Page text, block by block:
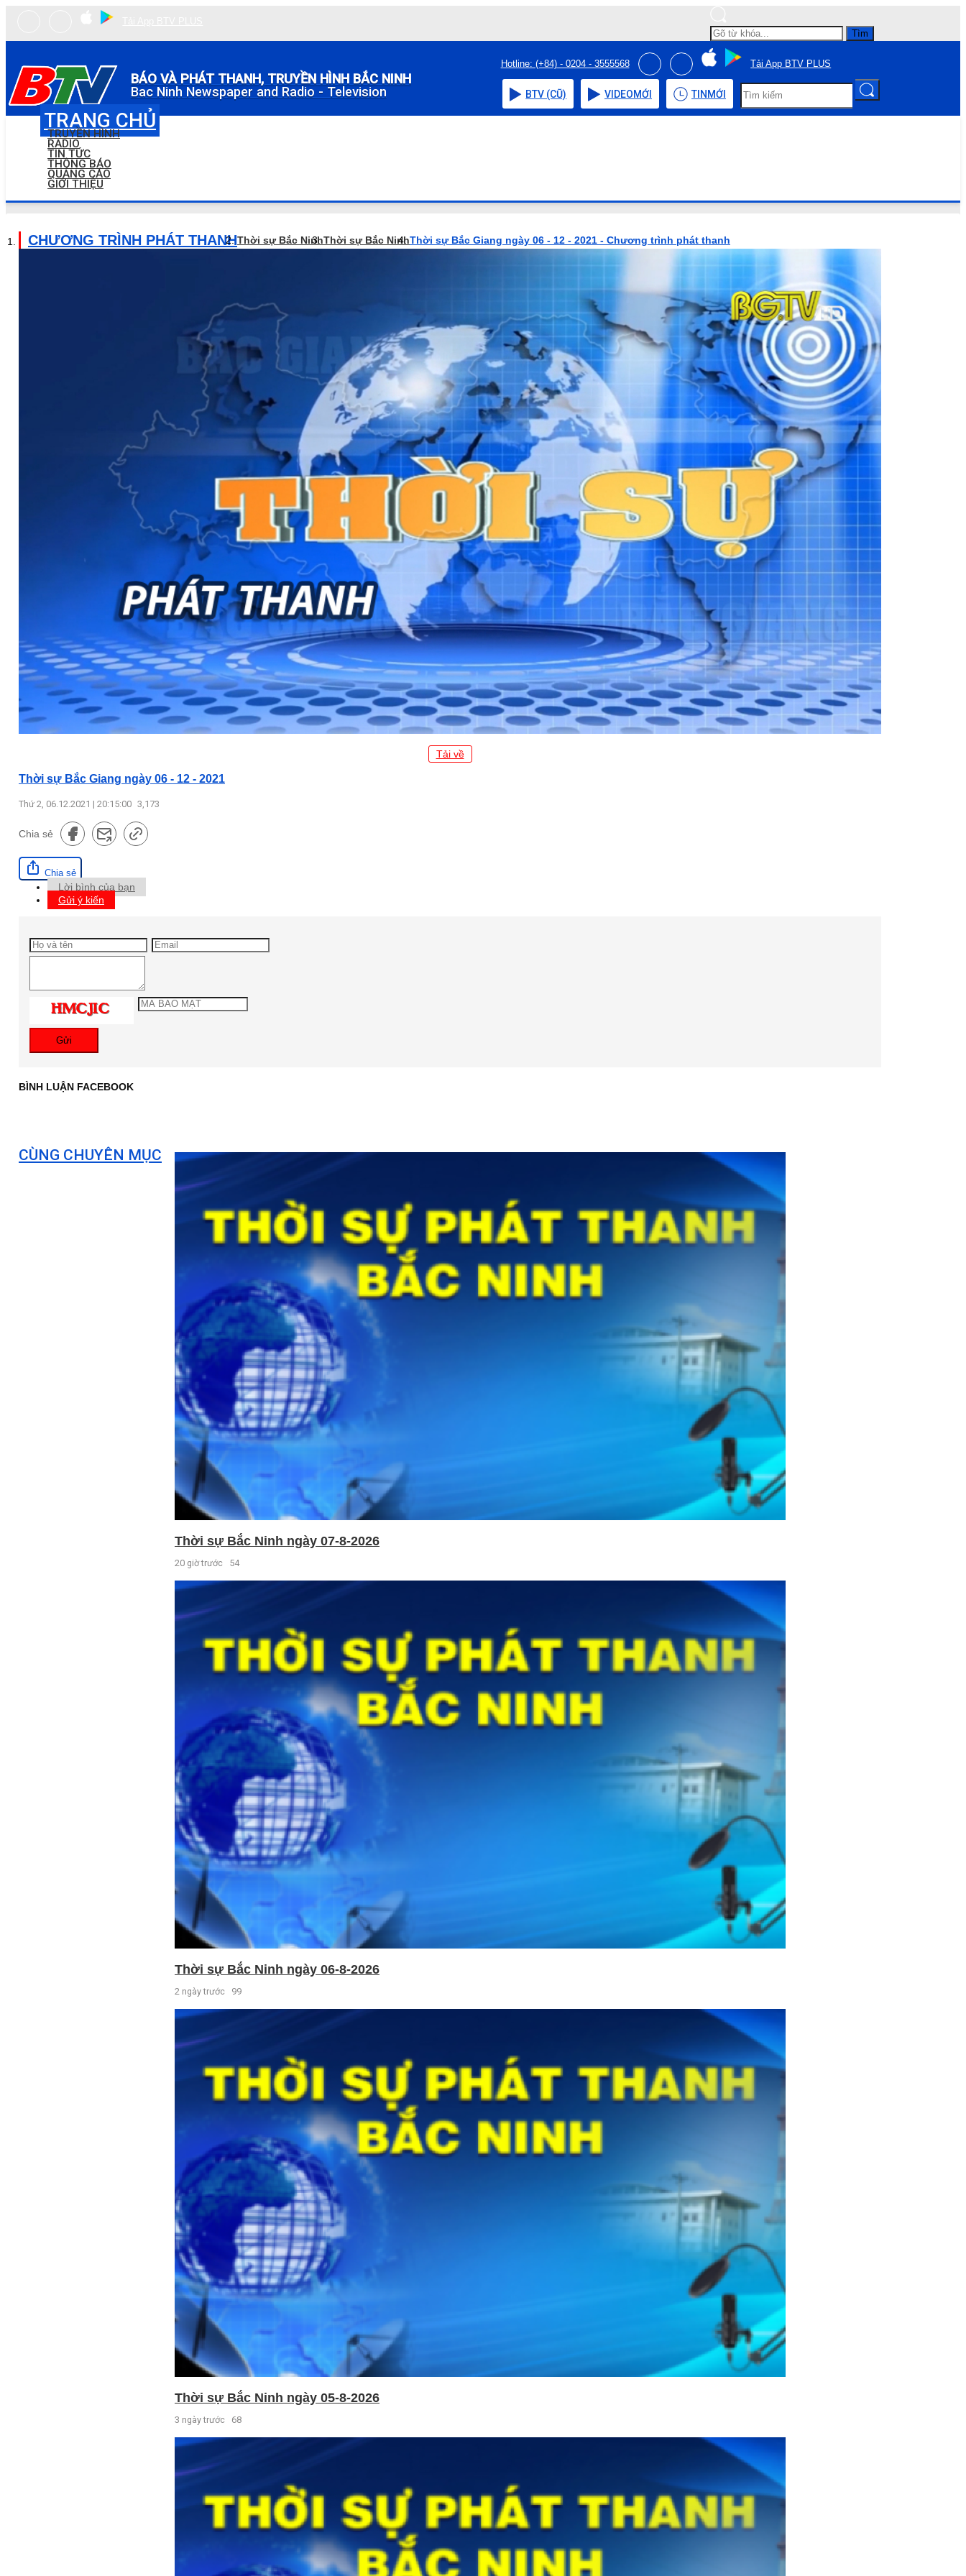
Tìm
BÁO VÀ PHÁT THANH, TRUYỀN HÌNH BẮC NINH
Bac Ninh Newspaper and Radio - Television
Hotline: (+84) - 0204 - 3555568 Tải App BTV PLUS
BTV (CŨ) VIDEOMỚI TIN MỚI
TRANG CHỦ
TRUYỀN HÌNH
RADIO
TIN TỨC
THÔNG BÁO
QUẢNG CÁO
GIỚI THIỆU
CHƯƠNG TRÌNH PHÁT THANHThời sự Bắc NinhThời sự Bắc NinhThời sự Bắc Giang ngày 06 - 12 - 2021 - Chương trình phát thanh
Tải về
Thời sự Bắc Giang ngày 06 - 12 - 2021
Thứ 2, 06.12.2021 | 20:15:00 3,173
Chia sẻ
Chia sẻ
Lời bình của bạn
Gửi ý kiến
Gửi
BÌNH LUẬN FACEBOOK
CÙNG CHUYÊN MỤC
Thời sự Bắc Ninh ngày 07-8-2026
20 giờ trước 54
Thời sự Bắc Ninh ngày 06-8-2026
2 ngày trước 99
Thời sự Bắc Ninh ngày 05-8-2026
3 ngày trước 68